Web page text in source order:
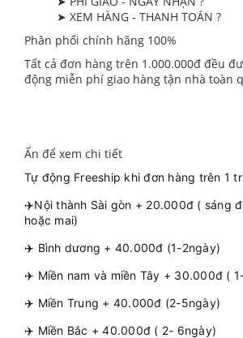
➤ XEM HÀNG - THANH TOÁN ?
Phân phối chính hãng 100%
Tất cả đơn hàng trên 1.000.000đ đều
động miễn phí giao hàng tận nhà toàn
Ấn để xem chi tiết
Tự động Freeship khi đơn hàng trên 1
✈️Nội thành Sài gòn + 20.000đ ( sáng
hoặc mai)
✈️ Bình dương + 40.000đ (1-2ngày)
✈️ Miền nam và miền Tây + 30.000đ (
✈️ Miền Trung + 40.000đ (2-5ngày)
✈️ Miền Bắc + 40.000đ ( 2- 6ngày)